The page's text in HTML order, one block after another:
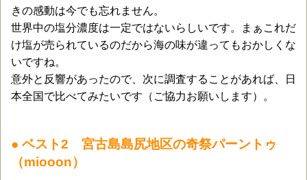
きの感動は今でも忘れません。
世界中の塩分濃度は一定ではないらしいです。まぁこれだ
け塩が売られているのだから海の味が違ってもおかしくな
いですね。
意外と反響があったので、次に調査することがあれば、日
本全国で比べてみたいです（ご協力お願いします）。
● ベスト2 宮古島島尻地区の奇祭パーントゥ
（miooon）